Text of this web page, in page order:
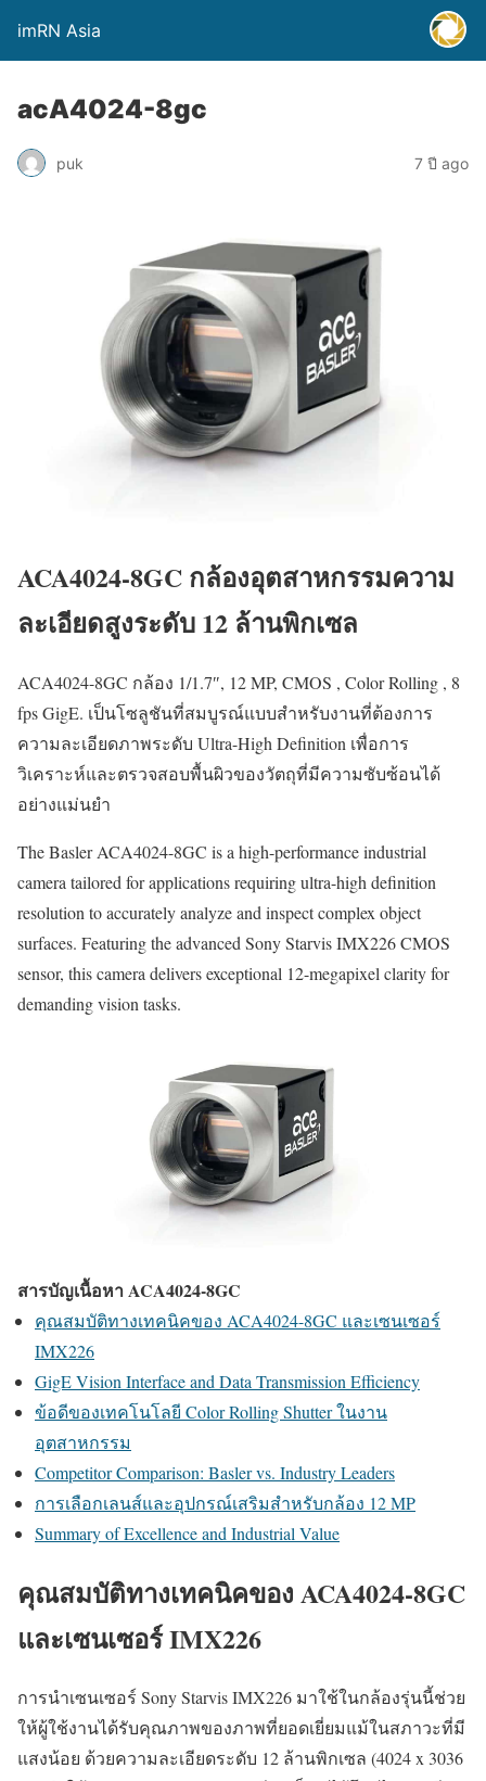
imRN Asia
acA4024-8gc
puk 7 ปี ago
ACA4024-8GC กล้องอุตสาหกรรมความ
ละเอียดสูงระดับ 12 ล้านพิกเซล
ACA4024-8GC กล้อง 1/1.7″, 12 MP, CMOS , Color Rolling , 8
fps GigE. เป็นโซลูชันที่สมบูรณ์แบบสำหรับงานที่ต้องการ
ความละเอียดภาพระดับ Ultra-High Definition เพื่อการ
วิเคราะห์และตรวจสอบพื้นผิวของวัตถุที่มีความซับซ้อนได้
อย่างแม่นยำ
The Basler ACA4024-8GC is a high-performance industrial
camera tailored for applications requiring ultra-high definition
resolution to accurately analyze and inspect complex object
surfaces. Featuring the advanced Sony Starvis IMX226 CMOS
sensor, this camera delivers exceptional 12-megapixel clarity for
demanding vision tasks.
สารบัญเนื้อหา ACA4024-8GC
คุณสมบัติทางเทคนิคของ ACA4024-8GC และเซนเซอร์
IMX226
GigE Vision Interface and Data Transmission Efficiency
ข้อดีของเทคโนโลยี Color Rolling Shutter ในงาน
อุตสาหกรรม
Competitor Comparison: Basler vs. Industry Leaders
การเลือกเลนส์และอุปกรณ์เสริมสำหรับกล้อง 12 MP
Summary of Excellence and Industrial Value
คุณสมบัติทางเทคนิคของ ACA4024-8GC
และเซนเซอร์ IMX226
การนำเซนเซอร์ Sony Starvis IMX226 มาใช้ในกล้องรุ่นนี้ช่วย
ให้ผู้ใช้งานได้รับคุณภาพของภาพที่ยอดเยี่ยมแม้ในสภาวะที่มี
แสงน้อย ด้วยความละเอียดระดับ 12 ล้านพิกเซล (4024 x 3036